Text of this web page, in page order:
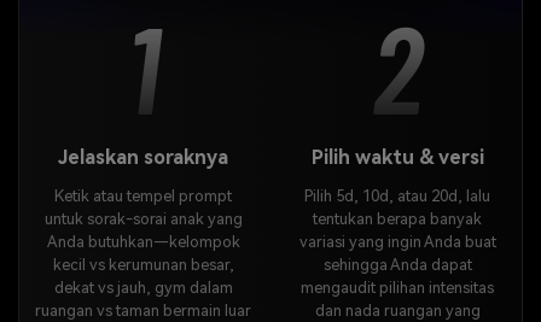
1
Jelaskan soraknya
Ketik atau tempel prompt
untuk sorak-sorai anak yang
Anda butuhkan—kelompok
kecil vs kerumunan besar,
dekat vs jauh, gym dalam
ruangan vs taman bermain luar
2
Pilih waktu & versi
Pilih 5d, 10d, atau 20d, lalu
tentukan berapa banyak
variasi yang ingin Anda buat
sehingga Anda dapat
mengaudit pilihan intensitas
dan nada ruangan yang